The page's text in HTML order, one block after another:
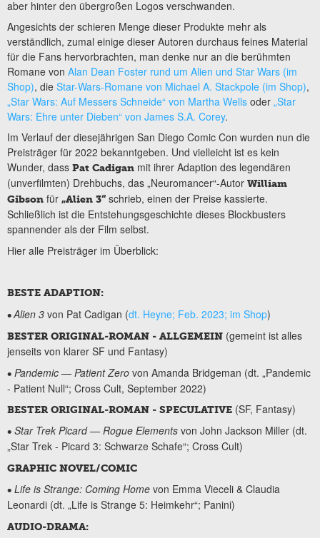
aber hinter den übergroßen Logos verschwanden.
Angesichts der schieren Menge dieser Produkte mehr als
verständlich, zumal einige dieser Autoren durchaus feines Material
für die Fans hervorbrachten, man denke nur an die berühmten
Romane von Alan Dean Foster rund um Alien und Star Wars (im
Shop), die Star-Wars-Romane von Michael A. Stackpole (im Shop),
„Star Wars: Auf Messers Schneide“ von Martha Wells oder „Star
Wars: Ehre unter Dieben“ von James S.A. Corey.
Im Verlauf der diesejährigen San Diego Comic Con wurden nun die
Preisträger für 2022 bekanntgeben. Und vielleicht ist es kein
Wunder, dass Pat Cadigan mit ihrer Adaption des legendären
(unverfilmten) Drehbuchs, das „Neuromancer“-Autor William
Gibson für „Alien 3“ schrieb, einen der Preise kassierte.
Schließlich ist die Entstehungsgeschichte dieses Blockbusters
spannender als der Film selbst.
Hier alle Preisträger im Überblick:
BESTE ADAPTION:
•Alien 3 von Pat Cadigan (dt. Heyne; Feb. 2023; im Shop)
BESTER ORIGINAL-ROMAN - ALLGEMEIN (gemeint ist alles
jenseits von klarer SF und Fantasy)
• Pandemic — Patient Zero von Amanda Bridgeman (dt. „Pandemic
- Patient Null“; Cross Cult, September 2022)
BESTER ORIGINAL-ROMAN - SPECULATIVE (SF, Fantasy)
• Star Trek Picard — Rogue Elements von John Jackson Miller (dt.
„Star Trek - Picard 3: Schwarze Schafe“; Cross Cult)
GRAPHIC NOVEL/COMIC
• Life is Strange: Coming Home von Emma Vieceli & Claudia
Leonardi (dt. „Life is Strange 5: Heimkehr“; Panini)
AUDIO-DRAMA: